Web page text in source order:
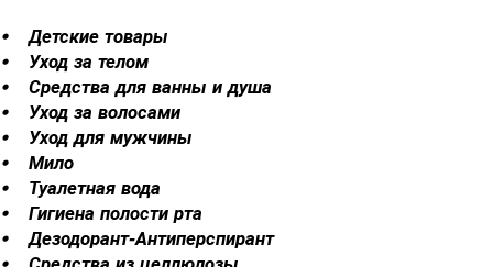
⦁ Детские товары
⦁ Уход за телом
⦁ Средства для ванны и душа
⦁ Уход за волосами
⦁ Уход для мужчины
⦁ Мило
⦁ Туалетная вода
⦁ Гигиена полости рта
⦁ Дезодорант-Антиперспирант